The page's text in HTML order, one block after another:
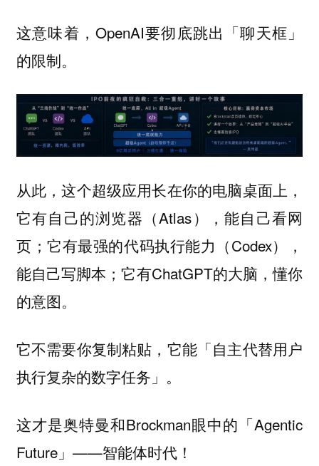
这意味着，OpenAI要彻底跳出「聊天框」
的限制。
从此，这个超级应用长在你的电脑桌面上，
它有自己的浏览器（Atlas），能自己看网
页；它有最强的代码执行能力（Codex），
能自己写脚本；它有ChatGPT的大脑，懂你
的意图。
它不需要你复制粘贴，它能「自主代替用户
执行复杂的数字任务」。
这才是奥特曼和Brockman眼中的「Agentic
Future」——智能体时代！